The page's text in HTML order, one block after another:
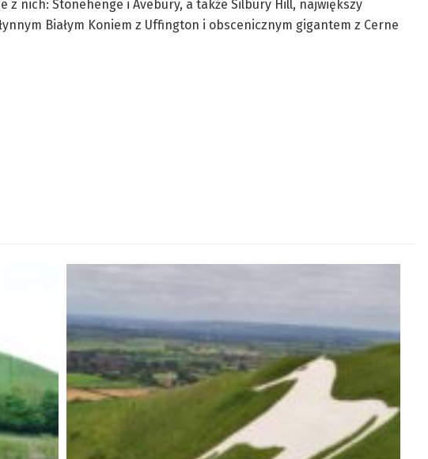
nich: Stonehenge i Avebury, a także Silbury Hill, największy
Białym Koniem z Uffington i obscenicznym gigantem z Cerne